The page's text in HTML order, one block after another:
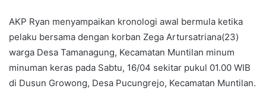
AKP Ryan menyampaikan kronologi awal bermula ketika
pelaku bersama dengan korban Zega Artursatriana(23)
warga Desa Tamanagung, Kecamatan Muntilan minum
minuman keras pada Sabtu, 16/04 sekitar pukul 01.00 WIB
di Dusun Growong, Desa Pucungrejo, Kecamatan Muntilan.